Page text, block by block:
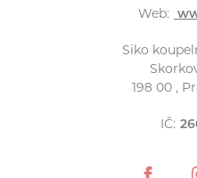
Web:
Siko
198 00 ,
IČ: